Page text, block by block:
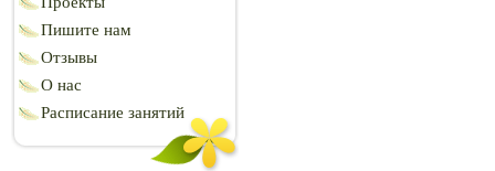
Пишите нам
Отзывы
О нас
Расписание занятий